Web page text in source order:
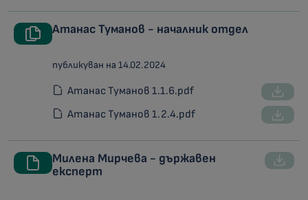
Атанас Туманов - началник отдел
публикуван на 14.02.2024
Атанас Туманов 1.1.6.pdf
Атанас Туманов 1.2.4.pdf
Милена Мирчева - държавен
експерт